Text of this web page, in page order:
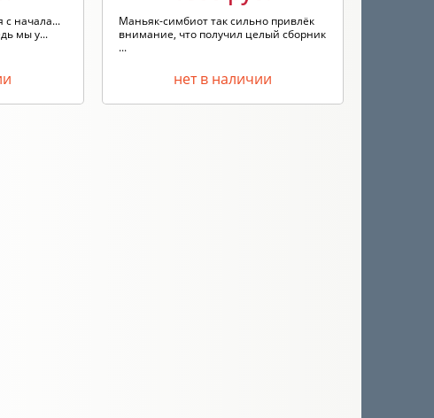
с начала...
мы у...
Маньяк-симбиот так сильно привлёк
внимание, что получил целый сборник
...
нет в наличии